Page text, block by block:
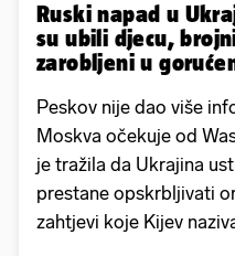
Ruski napad u
su ubili djecu,
zarobljeni u
Peskov nije dao više
Moskva očekuje od
je tražila da Ukrajina
prestane opskrbljivati
zahtjevi koje Kijev